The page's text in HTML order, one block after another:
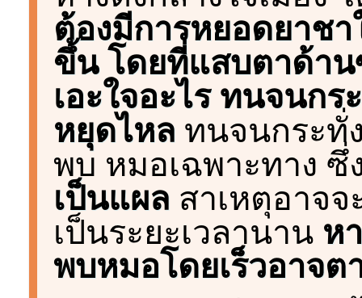
ต้องมีการหยอดยาช
ขึ้น โดยที่แสบตาด้าน
เอะใจอะไร ทนจนก
หยุดไหล ทนจนกระทั่
พบ หมอเฉพาะทาง ซึ่
เป็นแผล สาเหตุอาจ
เป็นระยะเวลานาน ห
พบหมอโดยเร็วอาจต